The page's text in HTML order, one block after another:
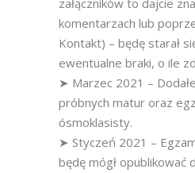
załączników to dajcie
komentarzach lub
Kontakt) – będę starał
ewentualne braki, o ile
➤ Marzec 2021 –
próbnych matur oraz
ósmoklasisty.
➤ Styczeń 2021 –
będę mógł opublikować